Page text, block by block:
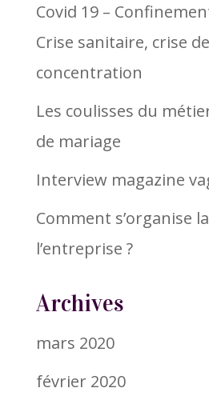
Covid 19 –
Crise sanitaire, crise
concentration
Les coulisses du
de mariage
Interview magazine
Comment s’organise
l’entreprise ?
Archives
mars 2020
février 2020